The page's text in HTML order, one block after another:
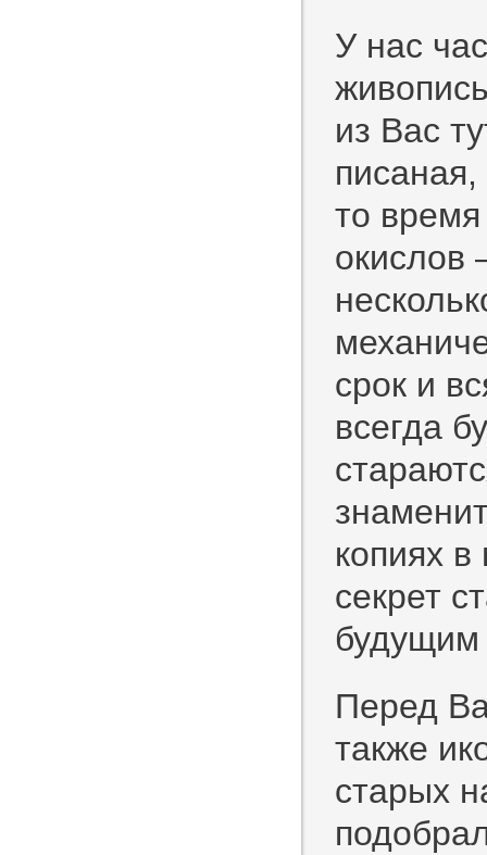
У нас
из Вас
то
окислов
срок и
всегда
копиях
секрет
будущим
Перед
также
старых